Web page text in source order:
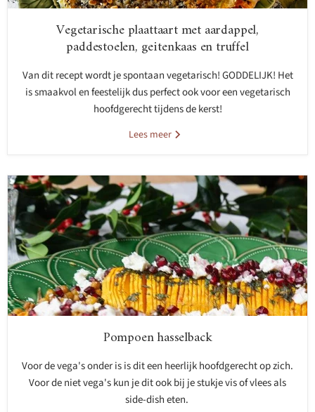
Vegetarische plaattaart met aardappel,
paddestoelen, geitenkaas en truffel
Van dit recept wordt je spontaan vegetarisch! GODDELIJK! Het
is smaakvol en feestelijk dus perfect ook voor een vegetarisch
hoofdgerecht tijdens de kerst!
Lees meer
Pompoen hasselback
Voor de vega's onder is is dit een heerlijk hoofdgerecht op zich.
Voor de niet vega's kun je dit ook bij je stukje vis of vlees als
side-dish eten.